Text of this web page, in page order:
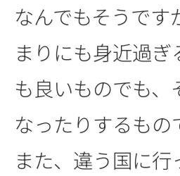
なんでもそうで
まりにも身近過
も良いものでも
なったりするも
また、違う国に